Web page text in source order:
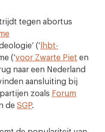
tegen abortus
(‘ lhbt-
(‘voor Zwarte Piet en
naar een Nederland
aansluiting bij
zoals Forum
de SGP.